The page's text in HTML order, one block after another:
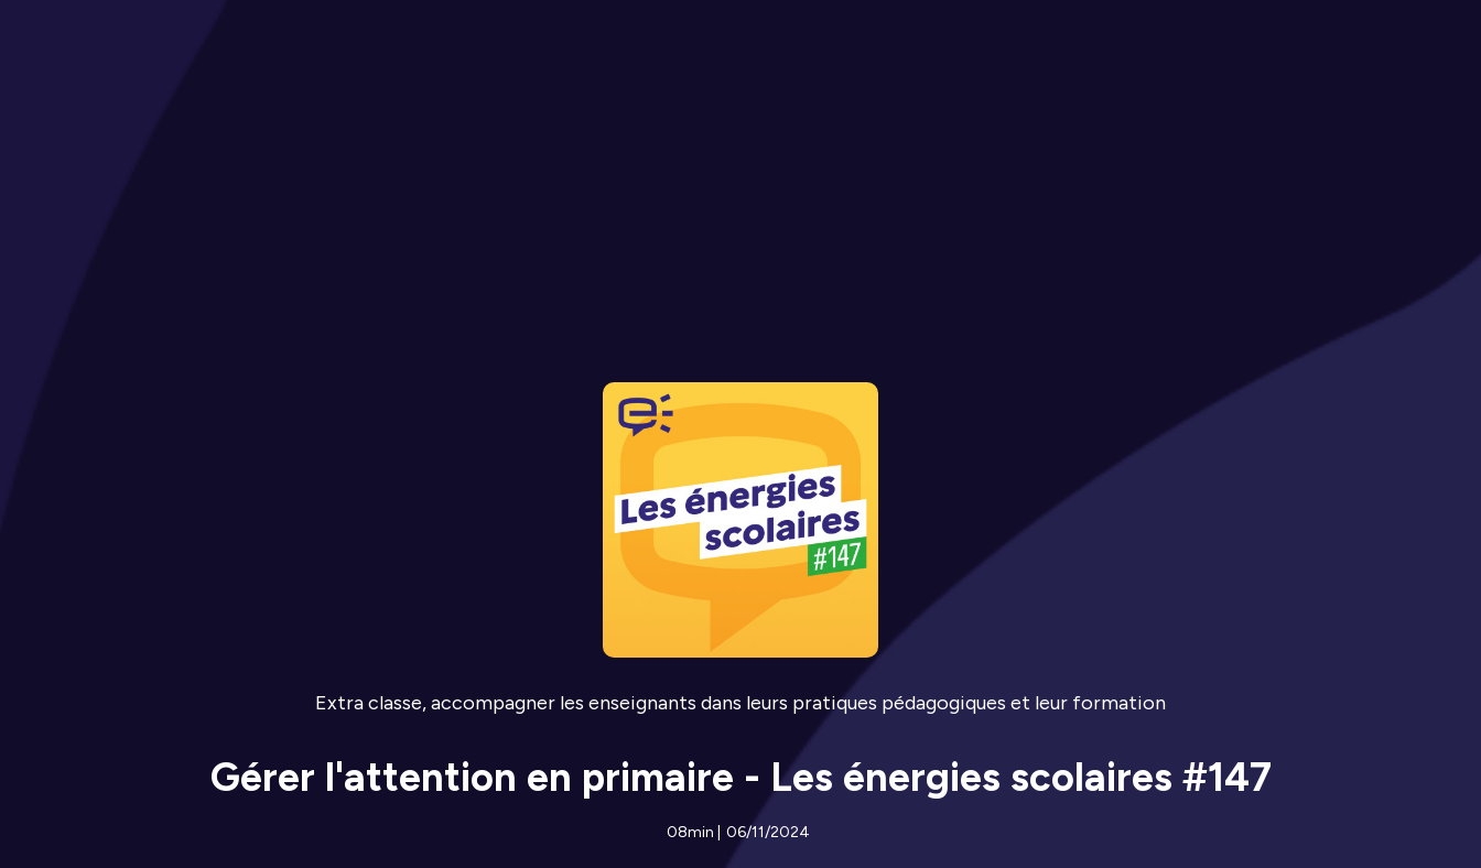
Extra classe, accompagner les enseignants dans leurs pratiques pédagogiques et leur formation
Gérer l'attention en primaire - Les énergies scolaires #147
08min 06/11/2024